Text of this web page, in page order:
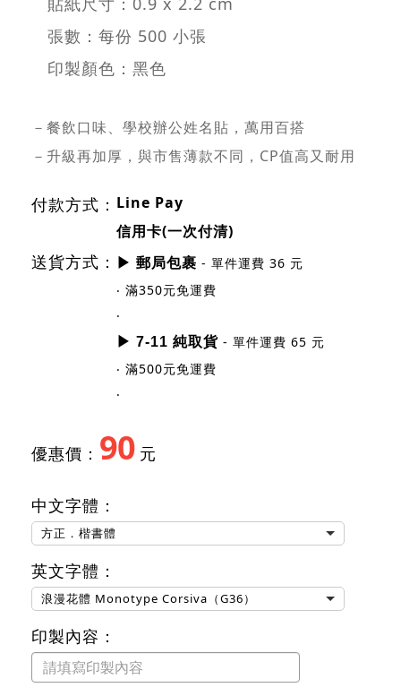
張數：每份 500 小張
印製顏色：黑色
－餐飲口味、學校辦公姓名貼，萬用百搭
－升級再加厚，與市售薄款不同，CP值高又耐用
付款方式： Line Pay
信用卡(一次付清)
送貨方式： ▶ 郵局包裹 - 單件運費 36 元
‧ 滿350元免運費
‧
▶ 7-11 純取貨 - 單件運費 65 元
‧ 滿500元免運費
‧
優惠價： 90 元
中文字體：
方正．楷書體
英文字體：
浪漫花體 Monotype Corsiva（G36）
印製內容：